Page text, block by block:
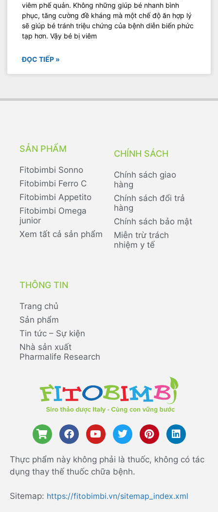
viêm phế quản. Không những giúp bé nhanh bình
phục, tăng cường đề kháng mà một chế độ ăn hợp lý
sẽ giúp bé tránh triệu chứng của bệnh diễn biến phức
tạp hơn. Vậy bé bị viêm
ĐỌC TIẾP »
SẢN PHẨM
Fitobimbi Sonno
Fitobimbi Ferro C
Fitobimbi Appetito
Fitobimbi Omega
junior
Xem tất cả sản phẩm
CHÍNH SÁCH
Chính sách giao
hàng
Chính sách đổi trả
hàng
Chính sách bảo mật
Miễn trừ trách
nhiệm y tế
THÔNG TIN
Trang chủ
Sản phẩm
Tin tức – Sự kiện
Nhà sản xuất
Pharmalife Research
Thực phẩm này không phải là thuốc, không có tác
dụng thay thế thuốc chữa bệnh.
Sitemap: https://fitobimbi.vn/sitemap_index.xml